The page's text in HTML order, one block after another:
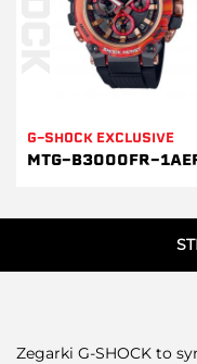
G-SHOCK EXCLUSIVE
MTG-B3000FR-
Zegarki G-SHOCK to